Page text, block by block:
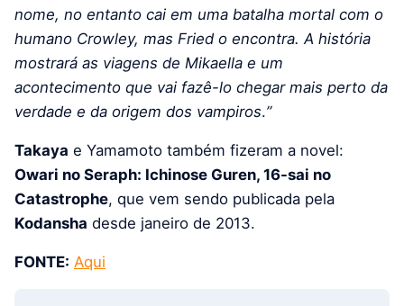
nome, no entanto cai em uma batalha mortal com o
humano Crowley, mas Fried o encontra. A história
mostrará as viagens de Mikaella e um
acontecimento que vai fazê-lo chegar mais perto da
verdade e da origem dos vampiros.”
Takaya e Yamamoto também fizeram a novel:
Owari no Seraph: Ichinose Guren, 16-sai no
Catastrophe, que vem sendo publicada pela
Kodansha desde janeiro de 2013.
FONTE: Aqui